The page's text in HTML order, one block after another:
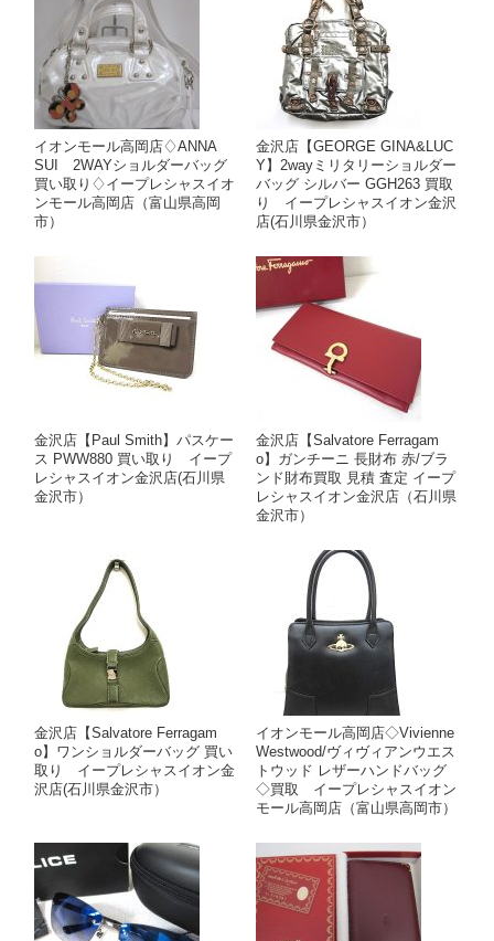
イオンモール高岡店♢ANNA
SUI 2WAYショルダーバッグ
買い取り♢イープレシャスイオ
ンモール高岡店（富山県高岡
市）
金沢店【GEORGE GINA&LUC
Y】2wayミリタリーショルダー
バッグ シルバー GGH263 買取
り イープレシャスイオン金沢
店(石川県金沢市）
金沢店【Paul Smith】パスケー
ス PWW880 買い取り イープ
レシャスイオン金沢店(石川県
金沢市）
金沢店【Salvatore Ferragam
o】ガンチーニ 長財布 赤/ブラ
ンド財布買取 見積 査定 イープ
レシャスイオン金沢店（石川県
金沢市）
金沢店【Salvatore Ferragam
o】ワンショルダーバッグ 買い
取り イープレシャスイオン金
沢店(石川県金沢市）
イオンモール高岡店◇Vivienne
Westwood/ヴィヴィアンウエス
トウッド レザーハンドバッグ
◇買取 イープレシャスイオン
モール高岡店（富山県高岡市）